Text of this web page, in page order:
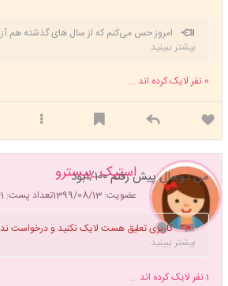
امروز حس می‌کنم که از سال های گذشته هم
امیدهای واهی رها شده‌ام. می‌دانم که هیچ چیز دوام
بیشتر ببینید
0 نفر لایک کرده اند ...
استیک_بیسترو
عضویت: 1399/08/13 تعداد پست: 1941
من دوسال پیش رفتم ۱/۱۰۰بود
کاربری تعلیق هست لایک نکنید و درخواست
بیشتر ببینید
1نفر لایک کرده اند ...